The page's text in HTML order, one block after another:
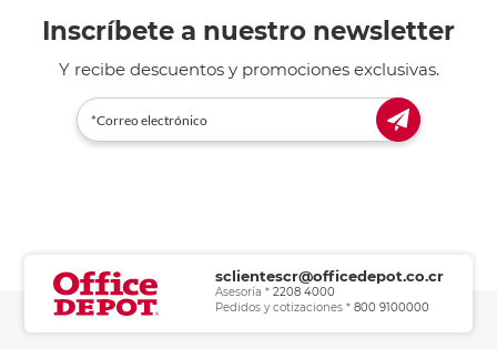
Inscríbete a nuestro newsletter
Y recibe descuentos y promociones exclusivas.
sclientescr@officedepot.co.cr
Asesoría *2208 4000
Pedidos y cotizaciones *800 9100000